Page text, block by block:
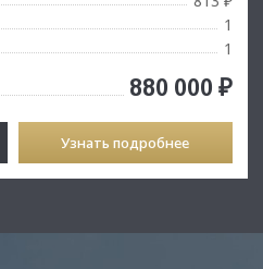
1
1
880 000 ₽
Узнать подробнее